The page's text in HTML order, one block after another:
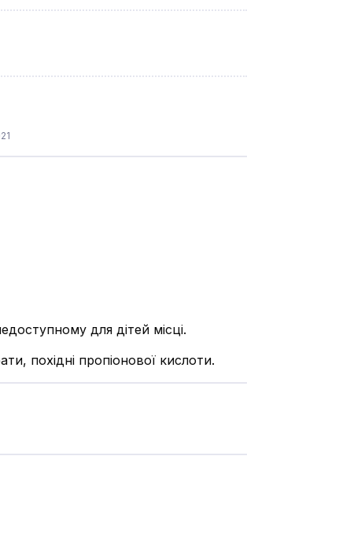
для дітей місці.
похідні пропіонової кислоти.